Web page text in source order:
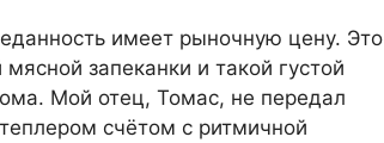
имеет рыночную цену. Это
запеканки и такой густой
Мой отец, Томас, не передал
счётом с ритмичной